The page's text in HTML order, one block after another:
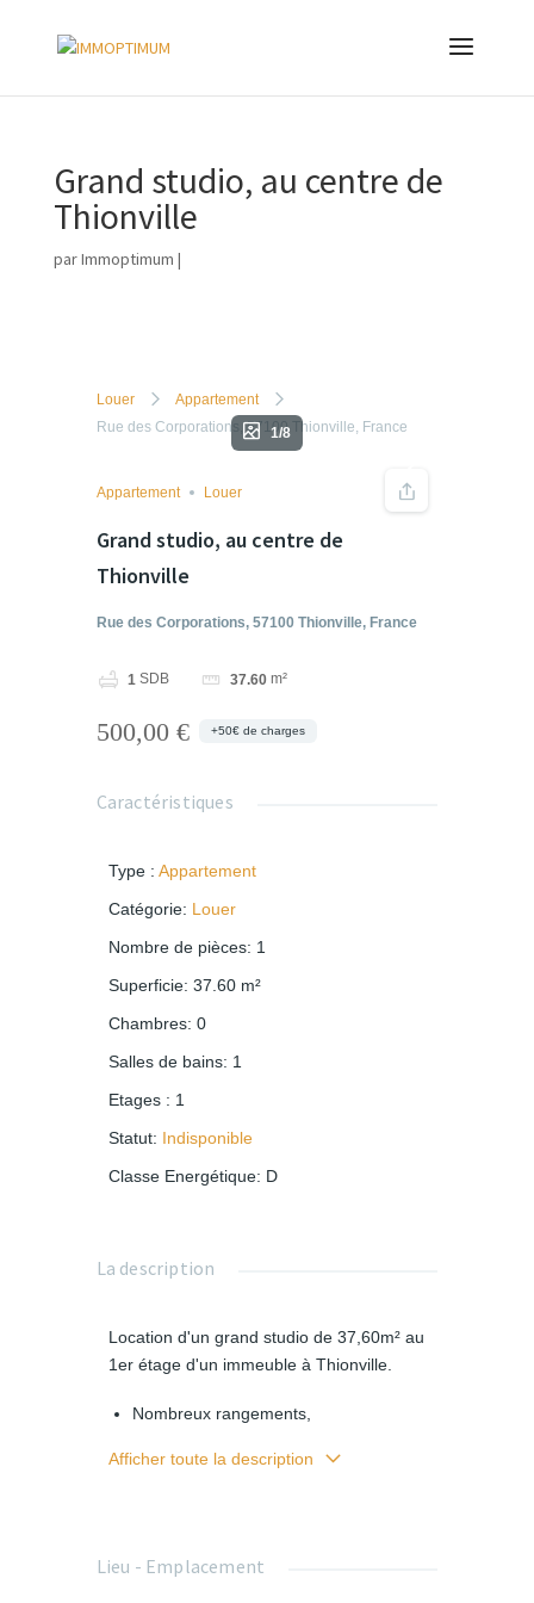
Grand studio, au centre de
Thionville
parImmoptimum |
Louer
Appartement
Rue des Corporations, 57100 Thionville, France
1/8
Appartement Louer
Grand studio, au centre de
Thionville
Rue des Corporations, 57100 Thionville, France
1 SDB 37.60m²
500,00 € +50€ de charges
Caractéristiques
Type : Appartement
Catégorie: Louer
Nombre de pièces: 1
Superficie: 37.60m²
Chambres: 0
Salles de bains: 1
Etages : 1
Statut: Indisponible
Classe Energétique: D
La description
Location d'un grand studio de 37,60m² au
1er étage d'un immeuble à Thionville.
Nombreux rangements,
Balcon,
Afficher toute la description
Lieu - Emplacement